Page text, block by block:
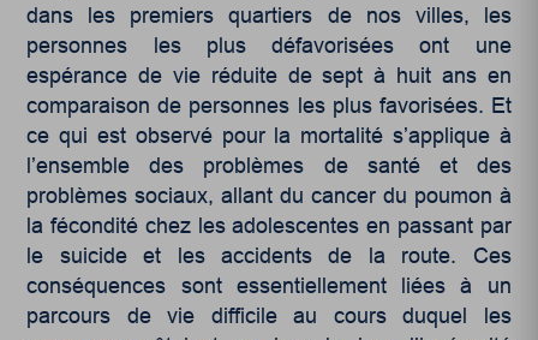
dans les premiers quartiers de nos villes, les
personnes les plus défavorisées ont une
espérance de vie réduite de sept à huit ans en
comparaison de personnes les plus favorisées. Et
ce qui est observé pour la mortalité s’applique à
l’ensemble des problèmes de santé et des
problèmes sociaux, allant du cancer du poumon à
la fécondité chez les adolescentes en passant par
le suicide et les accidents de la route. Ces
conséquences sont essentiellement liées à un
parcours de vie difficile au cours duquel les